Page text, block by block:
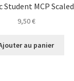
Student MCP Scaled
9,50€
au panier